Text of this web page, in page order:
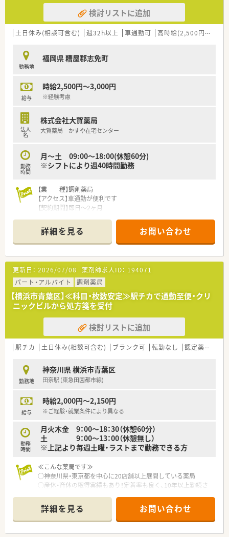
■充実の休暇制度：有給休暇(6ヶ月以上勤務)、夏季休暇、慶弔休
ご希望条件に合わせて求人をお探しします！
検討リストに追加
土日休み(相談可含む) 週32h以上 車通勤可 高時給(2,500円以上)
勤務地
福岡県 糟屋郡志免町
給与
時給2,500円～3,000円
※経験考慮
法人
名
株式会社大賀薬局
大賀薬局 かすや在宅センター
勤務
時間
月～土 09:00～18:00(休憩60分)
※シフトにより週40時間勤務
【業 種】調剤薬局
【アクセス】車通勤が便利です
【契約期間】即日～2ヶ月
【勤務時間】
月～土 09:00～18:00(休憩60分)
※シフトにより週40時間勤務
【応需科目】在宅(居宅),在宅(施設)
【応需枚数】ー
【人員体制】薬剤師4名、事務2名
********************************
＼手厚いサポートが魅力のファルマスタッフ／
■万全のサポート体制：2名体制で担当がつきしっかりサポート！
■各種保険を完備：社会保険(週20時間以上)/雇用保険/薬剤師賠
■充実の休暇制度：有給休暇(6ヶ月以上勤務)、夏季休暇、慶弔休
暇など
ご希望条件に合わせて求人をお探しします！
まずはお気軽にお問い合わせください。
詳細を見る お問い合わせ
更新日： 2026/07/08 薬剤師求人ID： 194071
パート・アルバイト
調剤薬局
【横浜市青葉区】≪科目・枚数安定≫駅チカで通勤至便・クリ
ニックビルから処方箋を受付
検討リストに追加
駅チカ 土日休み(相談可含む) ブランク可 転勤なし 認定薬剤師取得支援あり
勤務地
神奈川県 横浜市青葉区
田奈駅 (東急田園都市線)
給与
時給2,000円～2,150円
※ご経験・就業条件により異なる
勤務
時間
月火木金 9：00～18：30（休憩60分）
土 9：00～13：00（休憩無し）
※上記より毎週土曜・ラストまで勤務できる方
≪こんな薬局です≫
○神奈川県・東京都を中心に20店舗以上展開している薬局
○産休・育休の取得実績もあり！定着率も良く、10年以上勤続さ
ます。
詳細を見る お問い合わせ